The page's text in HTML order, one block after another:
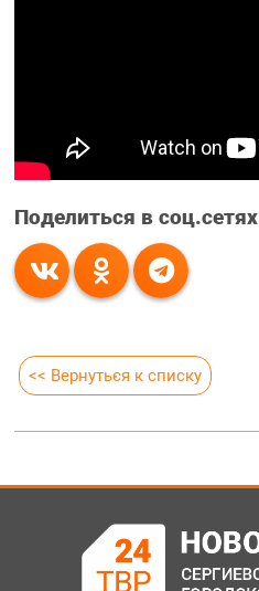
Поделиться в соц.сетях
<< Вернуться к списку